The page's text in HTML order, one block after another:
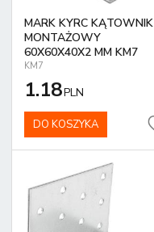
MARK KYRC KĄTOWNIK
MONTAŻOWY
60X60X40X2 MM KM7
KM7
1.18PLN
DO KOSZYKA